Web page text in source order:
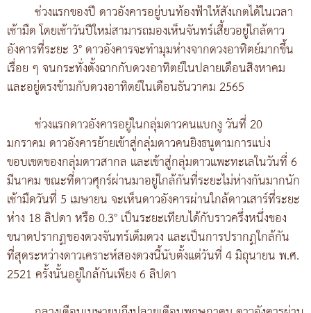
ช่วงแรกของปี ดาวอังคารอยู่บนท้องฟ้าให้สังเกตได้ในเวลา
เช้ามืด โดยเช้าวันปีใหม่สามารถมองเห็นจันทร์เสี้ยวอยู่ใกล้ดาว
อังคารที่ระยะ 3° ดาวอังคารจะทำมุมห่างจากดวงอาทิตย์มากขึ้น
เรื่อย ๆ จนกระทั่งตั้งฉากกับดวงอาทิตย์ในปลายเดือนสิงหาคม
และอยู่ตรงข้ามกับดวงอาทิตย์ในเดือนธันวาคม 2565
ช่วงแรกดาวอังคารอยู่ในกลุ่มดาวคนแบกงู วันที่ 20
มกราคม ดาวอังคารย้ายเข้าสู่กลุ่มดาวคนยิงธนูตามการแบ่ง
ขอบเขตของกลุ่มดาวสากล และเข้าสู่กลุ่มดาวแพะทะเลในวันที่ 6
มีนาคม ขณะที่ดาวศุกร์ผ่านมาอยู่ใกล้กันที่ระยะไม่ห่างกันมากนัก
เช้ามืดวันที่ 5 เมษายน จะเห็นดาวอังคารผ่านใกล้ดาวเสาร์ที่ระยะ
ห่าง 18 ลิปดา หรือ 0.3° เป็นระยะเทียบได้กับราวครึ่งหนึ่งของ
ขนาดปรากฏของดวงจันทร์เต็มดวง และเป็นการปรากฏใกล้กัน
ที่สุดระหว่างดาวเคราะห์สองดวงนี้นับตั้งแต่วันที่ 4 มิถุนายน พ.ศ.
2521 ครั้งนั้นอยู่ใกล้กันเพียง 6 ลิปดา